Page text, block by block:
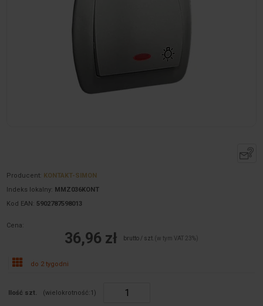
Producent: KONTAKT-SIMON
Indeks lokalny: MMZ036KONT
Kod EAN: 5902787598013
Cena:
36,96 zł brutto / szt. (w tym VAT 23%)
do 2 tygodni
Ilość szt. (wielokrotność:1 )